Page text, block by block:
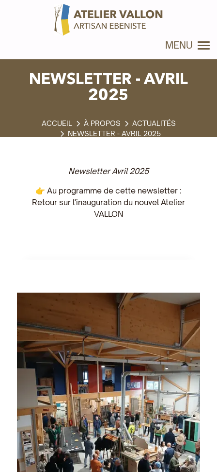
MENU
NEWSLETTER - AVRIL
2025
À PROPOS
ACTUALITÉS
NEWSLETTER - AVRIL 2025
Newsletter Avril 2025
👉 Au programme de cette newsletter :
Retour sur l'inauguration du nouvel Atelier
VALLON
Panneau de gestion des cookies